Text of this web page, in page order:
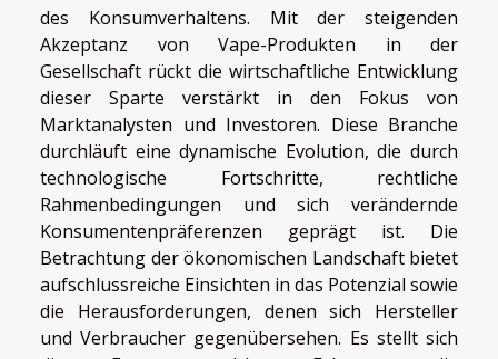
des Konsumverhaltens. Mit der steigenden
Akzeptanz von Vape-Produkten in der
Gesellschaft rückt die wirtschaftliche Entwicklung
dieser Sparte verstärkt in den Fokus von
Marktanalysten und Investoren. Diese Branche
durchläuft eine dynamische Evolution, die durch
technologische Fortschritte, rechtliche
Rahmenbedingungen und sich verändernde
Konsumentenpräferenzen geprägt ist. Die
Betrachtung der ökonomischen Landschaft bietet
aufschlussreiche Einsichten in das Potenzial sowie
die Herausforderungen, denen sich Hersteller
und Verbraucher gegenübersehen. Es stellt sich